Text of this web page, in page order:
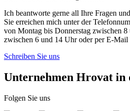
Ich beantworte gerne all Ihre Fragen
Sie erreichen mich unter der
von Montag bis Donnerstag zwischen
zwischen 6 und 14 Uhr oder per E-Mail
Schreiben Sie uns
Unternehmen Hrovat in
Folgen Sie uns